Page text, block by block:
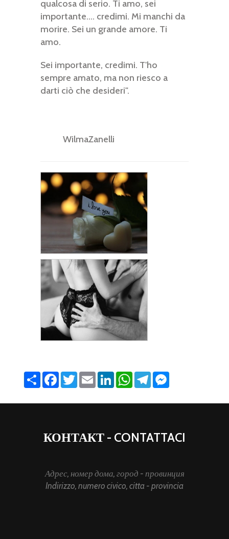
qualcosa di serio. Ti amo, sei
importante.... credimi. Mi manchi da
morire. Sei un grande amore. Ti
amo.
Sei importante, credimi. T'ho
sempre amato, ma non riesco a
darti ciò che desideri".
WilmaZanelli
Share Facebook
TwitterEmail LinkedInWhatsApp
Telegram
КОНТАКТ - CONTATTACI
Адрес, номер дома, город - провинция
Indirizzo, numero civico, citta - provincia